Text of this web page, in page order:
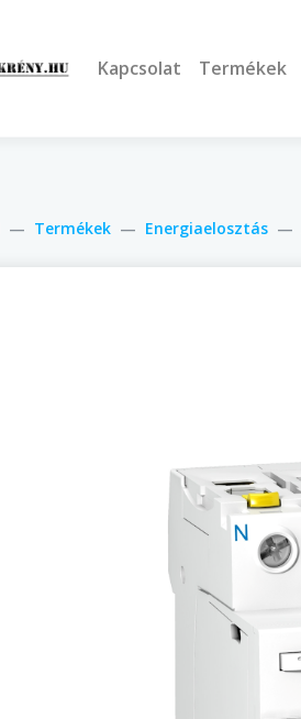
Kapcsolat Termékek
Termékek Energiaelosztás